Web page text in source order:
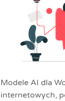
Modele AI dla
internetowych,